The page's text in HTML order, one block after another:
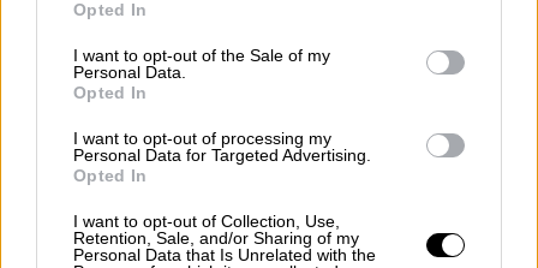
use your data for below specified purposes in below Google
consent section.
Opted In
I want to opt-out of the Sale of my
Personal Data.
Opted In
I want to opt-out of processing my
Personal Data for Targeted Advertising.
Opted In
I want to opt-out of Collection, Use,
Retention, Sale, and/or Sharing of my
Personal Data that Is Unrelated with the
κάποιον να σταματήσει έναν πόλεμο. Το
Ισραήλ τα πάει πολύ καλά όσον αφορά τον
πόλεμο και νομίζω ότι θα έλεγε κανείς ότι
Ιράντα πάει λιγότερο καλά».
Ιράν
έχει θέσει ως βασική προτεραιότητα
να σταματήσει τις επιθέσεις το
Ισραήλ,